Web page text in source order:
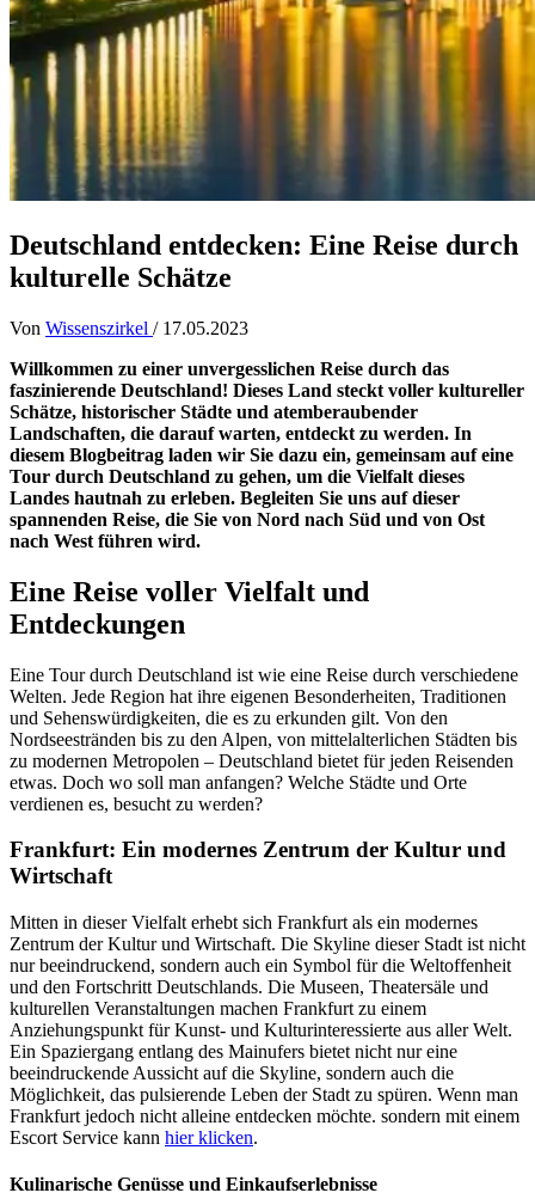
Deutschland entdecken: Eine Reise durch
kulturelle Schätze
Von Wissenszirkel / 17.05.2023
Willkommen zu einer unvergesslichen Reise durch das
faszinierende Deutschland! Dieses Land steckt voller kultureller
Schätze, historischer Städte und atemberaubender
Landschaften, die darauf warten, entdeckt zu werden. In
diesem Blogbeitrag laden wir Sie dazu ein, gemeinsam auf eine
Tour durch Deutschland zu gehen, um die Vielfalt dieses
Landes hautnah zu erleben. Begleiten Sie uns auf dieser
spannenden Reise, die Sie von Nord nach Süd und von Ost
nach West führen wird.
Eine Reise voller Vielfalt und
Entdeckungen
Eine Tour durch Deutschland ist wie eine Reise durch verschiedene
Welten. Jede Region hat ihre eigenen Besonderheiten, Traditionen
und Sehenswürdigkeiten, die es zu erkunden gilt. Von den
Nordseestränden bis zu den Alpen, von mittelalterlichen Städten bis
zu modernen Metropolen – Deutschland bietet für jeden Reisenden
etwas. Doch wo soll man anfangen? Welche Städte und Orte
verdienen es, besucht zu werden?
Frankfurt: Ein modernes Zentrum der Kultur und
Wirtschaft
Mitten in dieser Vielfalt erhebt sich Frankfurt als ein modernes
Zentrum der Kultur und Wirtschaft. Die Skyline dieser Stadt ist nicht
nur beeindruckend, sondern auch ein Symbol für die Weltoffenheit
und den Fortschritt Deutschlands. Die Museen, Theatersäle und
kulturellen Veranstaltungen machen Frankfurt zu einem
Anziehungspunkt für Kunst- und Kulturinteressierte aus aller Welt.
Ein Spaziergang entlang des Mainufers bietet nicht nur eine
beeindruckende Aussicht auf die Skyline, sondern auch die
Möglichkeit, das pulsierende Leben der Stadt zu spüren. Wenn man
Frankfurt jedoch nicht alleine entdecken möchte. sondern mit einem
Escort Service kann hier klicken.
Kulinarische Genüsse und Einkaufserlebnisse